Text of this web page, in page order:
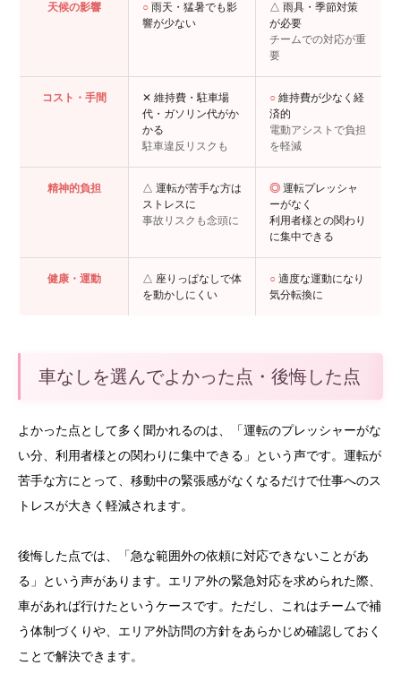
天候の影響 ○ 雨天・猛暑でも影
響が少ない
△ 雨具・季節対策
が必要
チームでの対応が重
要
コスト・手間
✕ 維持費・駐車場
代・ガソリン代がか
かる
駐車違反リスクも
○ 維持費が少なく経
済的
電動アシストで負担
を軽減
精神的負担
△ 運転が苦手な方は
ストレスに
事故リスクも念頭に
◎ 運転プレッシャ
ーがなく
利用者様との関わり
に集中できる
健康・運動
△ 座りっぱなしで体
を動かしにくい
○ 適度な運動になり
気分転換に
車なしを選んでよかった点・後悔した点
よかった点として多く聞かれるのは、「運転のプレッシャーがな
い分、利用者様との関わりに集中できる」という声です。運転が
苦手な方にとって、移動中の緊張感がなくなるだけで仕事へのス
トレスが大きく軽減されます。
後悔した点では、「急な範囲外の依頼に対応できないことがあ
る」という声があります。エリア外の緊急対応を求められた際、
車があれば行けたというケースです。ただし、これはチームで補
う体制づくりや、エリア外訪問の方針をあらかじめ確認しておく
ことで解決できます。